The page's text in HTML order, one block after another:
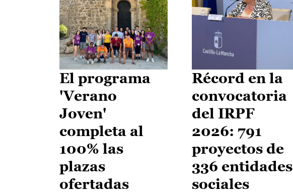
El programa
'Verano
Joven'
completa al
100% las
plazas
ofertadas
Récord en la
convocatoria
del IRPF
2026: 791
proyectos de
336 entidades
sociales